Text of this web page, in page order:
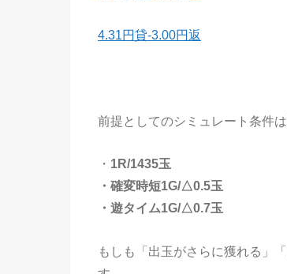
4.31円貸-3.00円返
前提としてのシミュレート条件は
・ 1R/1435玉
・確変時短1G/△0.5玉
・遊タイム1G/△0.7玉
もしも「出玉がさらに獲れる」